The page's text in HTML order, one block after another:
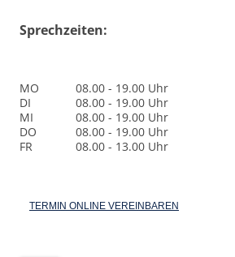
Sprechzeiten:
MO
08.00 - 19.00 Uhr
DI
08.00 - 19.00 Uhr
MI
08.00 - 19.00 Uhr
DO
08.00 - 19.00 Uhr
FR
08.00 - 13.00 Uhr
TERMIN ONLINE VEREINBAREN